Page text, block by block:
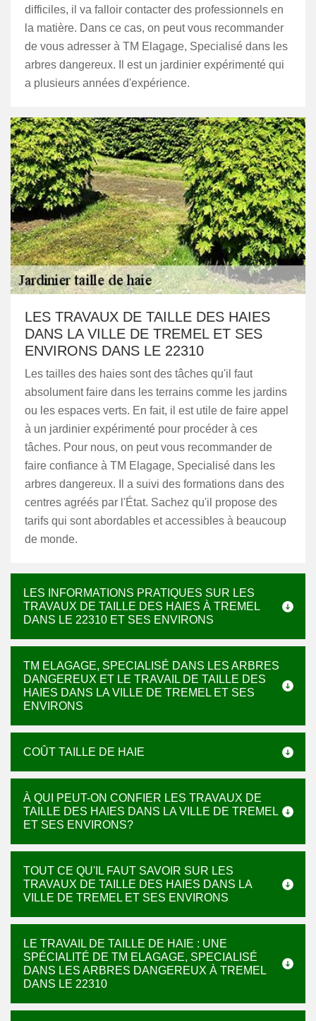
difficiles, il va falloir contacter des professionnels en
la matière. Dans ce cas, on peut vous recommander
de vous adresser à TM Elagage, Specialisé dans les
arbres dangereux. Il est un jardinier expérimenté qui
a plusieurs années d'expérience.
LES TRAVAUX DE TAILLE DES HAIES
DANS LA VILLE DE TREMEL ET SES
ENVIRONS DANS LE 22310
Les tailles des haies sont des tâches qu'il faut
absolument faire dans les terrains comme les jardins
ou les espaces verts. En fait, il est utile de faire appel
à un jardinier expérimenté pour procéder à ces
tâches. Pour nous, on peut vous recommander de
faire confiance à TM Elagage, Specialisé dans les
arbres dangereux. Il a suivi des formations dans des
centres agréés par l'État. Sachez qu'il propose des
tarifs qui sont abordables et accessibles à beaucoup
de monde.
LES INFORMATIONS PRATIQUES SUR LES
TRAVAUX DE TAILLE DES HAIES À TREMEL
DANS LE 22310 ET SES ENVIRONS
TM ELAGAGE, SPECIALISÉ DANS LES ARBRES
DANGEREUX ET LE TRAVAIL DE TAILLE DES
HAIES DANS LA VILLE DE TREMEL ET SES
ENVIRONS
COÛT TAILLE DE HAIE
À QUI PEUT-ON CONFIER LES TRAVAUX DE
TAILLE DES HAIES DANS LA VILLE DE TREMEL
ET SES ENVIRONS?
TOUT CE QU'IL FAUT SAVOIR SUR LES
TRAVAUX DE TAILLE DES HAIES DANS LA
VILLE DE TREMEL ET SES ENVIRONS
LE TRAVAIL DE TAILLE DE HAIE : UNE
SPÉCIALITÉ DE TM ELAGAGE, SPECIALISÉ
DANS LES ARBRES DANGEREUX À TREMEL
DANS LE 22310